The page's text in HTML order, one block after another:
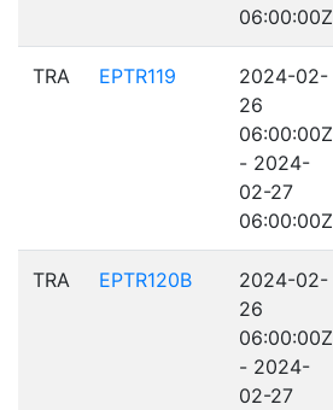
06:00:00Z
TRA EPTR119
2024-02-
26
06:00:00Z
- 2024-
02-27
06:00:00Z
TRA EPTR120B
2024-02-
26
06:00:00Z
- 2024-
02-27